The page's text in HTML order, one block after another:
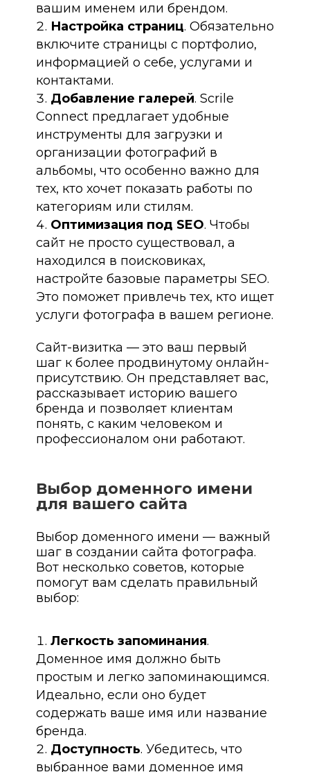
вашим именем или брендом.
Настройка страниц. Обязательно
включите страницы с портфолио,
информацией о себе, услугами и
контактами.
Добавление галерей. Scrile
Connect предлагает удобные
инструменты для загрузки и
организации фотографий в
альбомы, что особенно важно для
тех, кто хочет показать работы по
категориям или стилям.
Оптимизация под SEO. Чтобы
сайт не просто существовал, а
находился в поисковиках,
настройте базовые параметры SEO.
Это поможет привлечь тех, кто ищет
услуги фотографа в вашем регионе.
Сайт-визитка — это ваш первый
шаг к более продвинутому онлайн-
присутствию. Он представляет вас,
рассказывает историю вашего
бренда и позволяет клиентам
понять, с каким человеком и
профессионалом они работают.
Выбор доменного имени
для вашего сайта
Выбор доменного имени — важный
шаг в создании сайта фотографа.
Вот несколько советов, которые
помогут вам сделать правильный
выбор:
Легкость запоминания.
Доменное имя должно быть
простым и легко запоминающимся.
Идеально, если оно будет
содержать ваше имя или название
бренда.
Доступность. Убедитесь, что
выбранное вами доменное имя